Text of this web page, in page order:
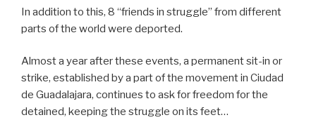
In addition to this, 8 “friends in struggle” from different
parts of the world were deported.
Almost a year after these events, a permanent sit-in or
strike, established by a part of the movement in Ciudad
de Guadalajara, continues to ask for freedom for the
detained, keeping the struggle on its feet…